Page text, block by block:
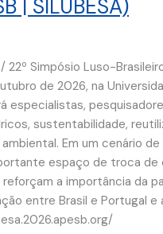
| SILUBESA)
Simpósio Luso-
de 2026, na
especialistas,
sustentabilidade,
Em um cenário
espaço de troca
a importância da
entre Brasil e Portugal